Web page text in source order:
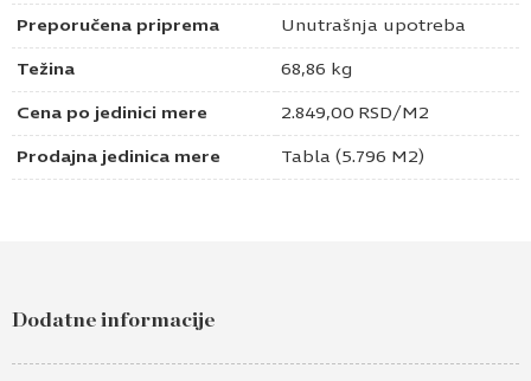
Preporučena priprema Unutrašnja upotreba
Težina 68,86 kg
Cena po jedinici mere 2.849,00 RSD/M2
Prodajna jedinica mere Tabla (5.796 M2)
Kontakt e-pošta
Dodatne informacije